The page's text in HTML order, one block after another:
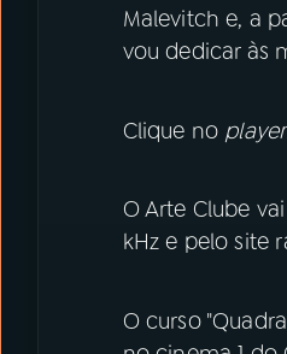
Malevitch e, a
vou dedicar às
Clique no player
O Arte Clube
kHz e pelo site
O curso